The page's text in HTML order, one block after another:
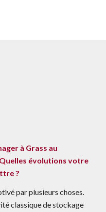
à Grass au
évolutions votre
?
par plusieurs choses.
classique de stockage